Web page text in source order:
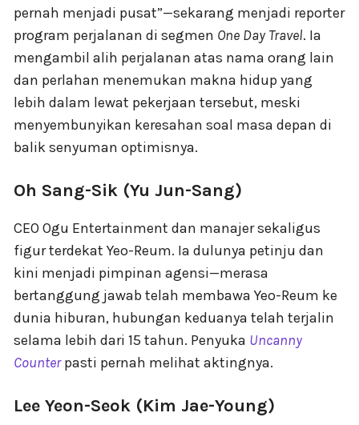
pernah menjadi pusat”—sekarang menjadi reporter
program perjalanan di segmen One Day Travel. Ia
mengambil alih perjalanan atas nama orang lain
dan perlahan menemukan makna hidup yang
lebih dalam lewat pekerjaan tersebut, meski
menyembunyikan keresahan soal masa depan di
balik senyuman optimisnya.
Oh Sang-Sik (Yu Jun-Sang)
CEO Ogu Entertainment dan manajer sekaligus
figur terdekat Yeo-Reum. Ia dulunya petinju dan
kini menjadi pimpinan agensi—merasa
bertanggung jawab telah membawa Yeo-Reum ke
dunia hiburan, hubungan keduanya telah terjalin
selama lebih dari 15 tahun. Penyuka Uncanny
Counterpasti pernah melihat aktingnya.
Lee Yeon-Seok (Kim Jae-Young)